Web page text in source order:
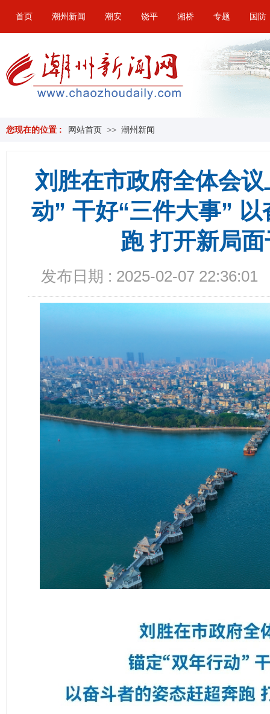
首页 潮州新闻 潮安 饶平 湘桥 专题 国防
您现在的位置 : 网站首页 >> 潮州新闻
刘胜在市政府全体会
动” 干好“三件大事”
跑 打开新局
发布日期 : 2025-02-07 22:36:01